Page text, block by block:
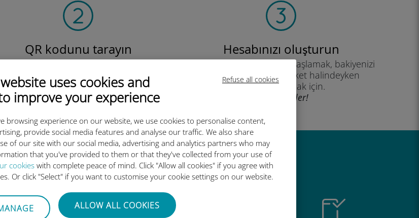
Refuse all cookies
uses cookies and
improve your experience
browsing experience on our website, we use cookies to personalise content,
provide social media features and analyse our traffic. We also share
of our site with our social media, advertising and analytics partners who may
that you've provided to them or that they've collected from your use of
cookies with complete peace of mind. Click "Allow all cookies" if you agree with
Or click "Select" if you want to customise your cookie settings on our website.
ALLOW ALL COOKIES
QR kodunu tarayın
veri planını etkinleştirmek ve
Ubigi eSIM'i yüklemek için.
Çok basit!
Hesabınızı oluşturun
veri planınızı kullanmaya başlamak, bakiyenizi
kontrol etmek ve hareket halindeyken
yükleme yapmak için.
İyi eğlenceler!
eSIM neden bu kadar harika